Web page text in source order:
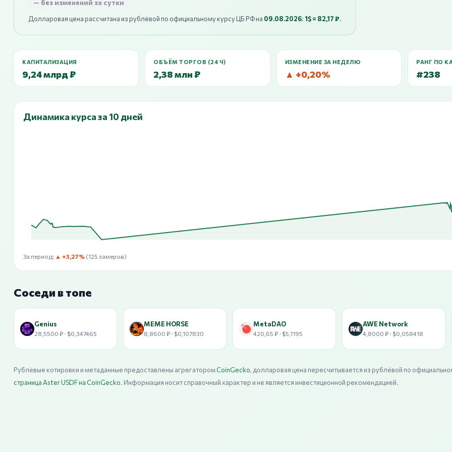
— без изменений за сутки
Долларовая цена рассчитана из рублёвой по официальному курсу ЦБ РФ на 09.08.2026:1$ = 82,17 ₽.
КАПИТАЛИЗАЦИЯ
9,24 млрд ₽
ОБЪЁМ ТОРГОВ (24 Ч)
2,38 млн ₽
ИЗМЕНЕНИЕ ЗА НЕДЕЛЮ
▲ +0,20%
РАНГ ПО
#238
Динамика курса за 10 дней
За период: ▲ +3,27% (125 замеров)
Соседи в топе
Genius
28,5500 ₽ · $0,347465
MEME HORSE
8,8600 ₽ · $0,107830
MetaDAO
420,65 ₽ · $5,1195
AWE Network
4,8000 ₽ · $0,058418
Рублёвые котировки и метаданные предоставлены агрегаторомCoinGecko, долларовая цена пересчитывается из рублёвой по
страница Aster USDF на CoinGecko. Информация носит справочный характер и не является инвестиционной рекомендацией.